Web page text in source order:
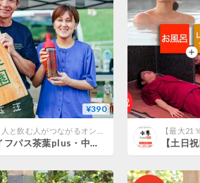
¥390
ライフパス茶葉plus・中村農園・中村哲三さん（滋賀・甲賀） 土山緑茶「おくゆたか」かぶせ茶：2026年5月製茶